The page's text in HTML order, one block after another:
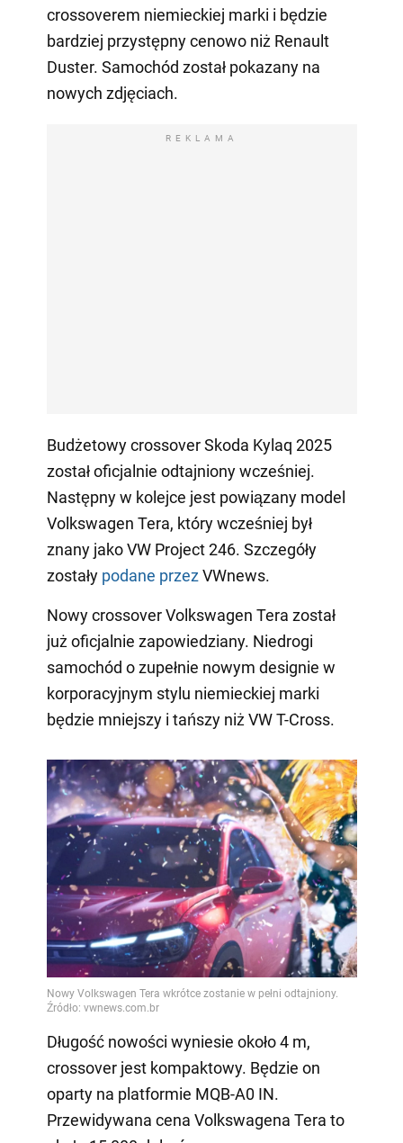
crossoverem niemieckiej marki i będzie
bardziej przystępny cenowo niż Renault
Duster. Samochód został pokazany na
nowych zdjęciach.
REKLAMA
Budżetowy crossover Skoda Kylaq 2025
został oficjalnie odtajniony wcześniej.
Następny w kolejce jest powiązany model
Volkswagen Tera, który wcześniej był
znany jako VW Project 246. Szczegóły
zostały podane przezVWnews.
Nowy crossover Volkswagen Tera został
już oficjalnie zapowiedziany. Niedrogi
samochód o zupełnie nowym designie w
korporacyjnym stylu niemieckiej marki
będzie mniejszy i tańszy niż VW T-Cross.
Długość nowości wyniesie około 4 m,
crossover jest kompaktowy. Będzie on
oparty na platformie MQB-A0 IN.
Przewidywana cena Volkswagena Tera to